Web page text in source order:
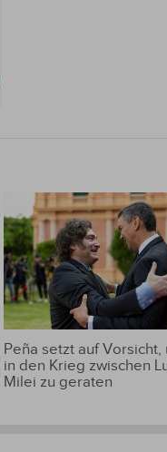
Peña setzt auf Vorsicht,
in den Krieg zwischen
Milei zu geraten